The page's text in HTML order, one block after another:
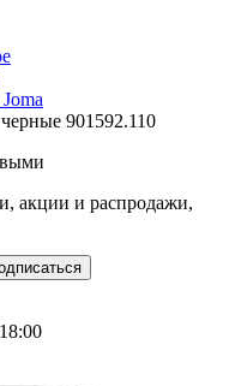
901592.110
акции и распродажи,